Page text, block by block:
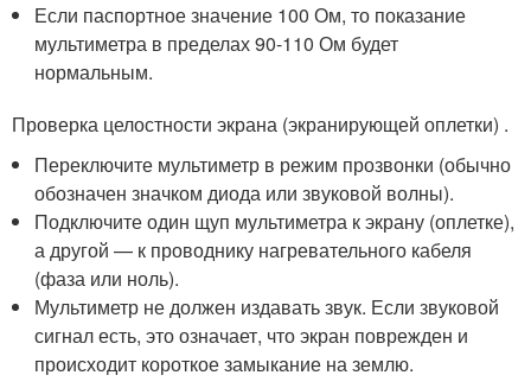
Если паспортное значение 100 Ом, то показание
мультиметра в пределах 90-110 Ом будет
нормальным.
Проверка целостности экрана (экранирующей оплетки) .
Переключите мультиметр в режим прозвонки (обычно
обозначен значком диода или звуковой волны).
Подключите один щуп мультиметра к экрану (оплетке),
а другой — к проводнику нагревательного кабеля
(фаза или ноль).
Мультиметр не должен издавать звук. Если звуковой
сигнал есть, это означает, что экран поврежден и
происходит короткое замыкание на землю.